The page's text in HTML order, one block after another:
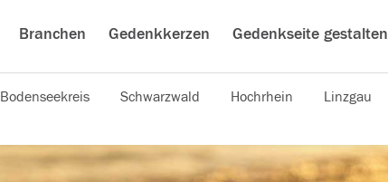
Branchen Gedenkkerzen Gedenkseite gestalten
Bodenseekreis Schwarzwald Hochrhein Linzgau